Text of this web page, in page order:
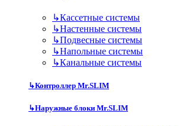
↳Кассетные системы
↳Настенные системы
↳Подвесные системы
↳Напольные системы
↳Канальные системы
↳Контроллер Mr.SLIM
↳Наружные блоки Mr.SLIM